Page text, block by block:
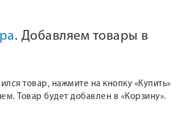
. Добавляем товары в
товар, нажмите на кнопку «Купить»
Товар будет добавлен в «Корзину».